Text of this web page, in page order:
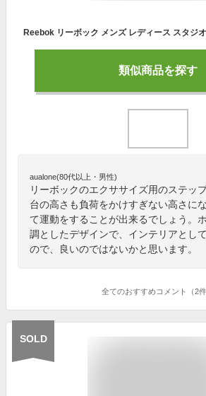
類似商品を探す
aualone(80代以上・男性)
リーボックのエクササイズ用のステッ
台の高さも負荷をかけすぎない高さに
て運動をすることが出来るでしょう。
調としたデザインで、インテリアとし
ので、良いのではないかと思います。
全てのおすすめコメント（2件
SOLD